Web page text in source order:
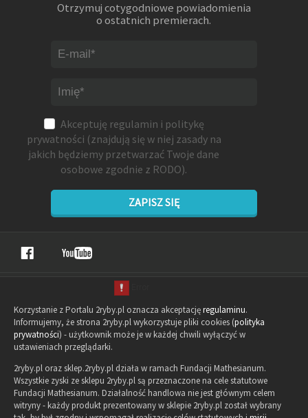
Otrzymuj cotygodniowe powiadomienia
o ostatnich premierach.
Akceptuję regulamin i politykę
prywatności (znajdują się w niej zasady na
jakich będziemy przetwarzać Twoje dane
osobowe zgodnie z RODO).
ZAPISZ SIĘ
Korzystanie z Portalu 2ryby.pl oznacza akceptacjęregulaminu.
Informujemy, że strona 2ryby.pl wykorzystuje pliki cookies (polityka
prywatności) - użytkownik może je w każdej chwili wyłączyć w
ustawieniach przeglądarki.
2ryby.pl oraz sklep.2ryby.pl działa w ramach Fundacji Mathesianum.
Wszystkie zyski ze sklepu 2ryby.pl są przeznaczone na cele statutowe
Fundacji Mathesianum. Działalność handlowa nie jest głównym celem
witryny - każdy produkt prezentowany w sklepie 2ryby.pl został wybrany